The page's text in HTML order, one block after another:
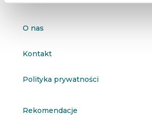
O nas
Kontakt
Polityka prywatności
Rekomendacje